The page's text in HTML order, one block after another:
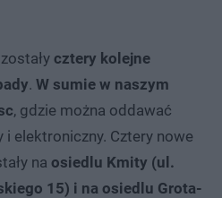
cztery kolejne
. W sumie w naszym
, gdzie można oddawać
elektroniczny. Cztery nowe
na osiedlu Kmity (ul.
15) i na osiedlu Grota-